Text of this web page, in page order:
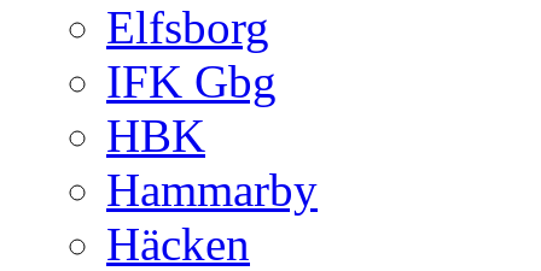
Elfsborg
IFK Gbg
HBK
Hammarby
Häcken